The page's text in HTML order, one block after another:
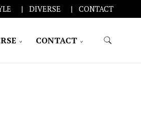
DIVERSE CONTACT
CONTACT